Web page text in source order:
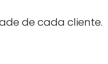
de cada cliente.